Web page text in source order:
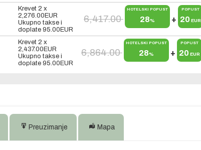
Krevet 2 x
2,276.00 EUR
Ukupno takse i
doplate 95.00 EUR
6,417.00
HOTELSKI POPUST
28% +
POPUST
20 EUR
Krevet 2 x
2,437.00 EUR
Ukupno takse i
doplate 95.00 EUR
6,864.00
HOTELSKI POPUST
28% +
POPUST
20 EUR
Preuzimanje Mapa